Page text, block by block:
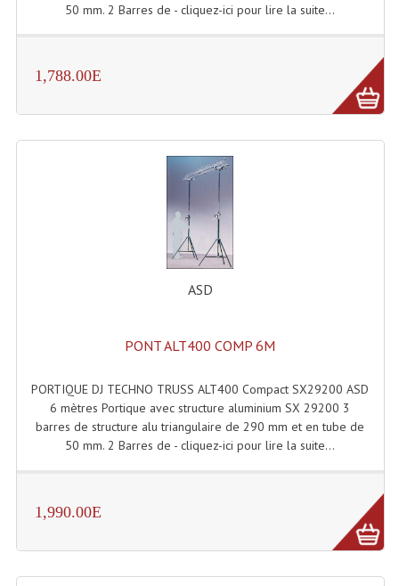
50 mm. 2 Barres de - cliquez-ici pour lire la suite...
1,788.00E
ASD
PONT ALT400 COMP 6M
PORTIQUE DJ TECHNO TRUSS ALT400 Compact SX29200 ASD
6 mètres Portique avec structure aluminium SX 29200 3
barres de structure alu triangulaire de 290 mm et en tube de
50 mm. 2 Barres de - cliquez-ici pour lire la suite...
1,990.00E